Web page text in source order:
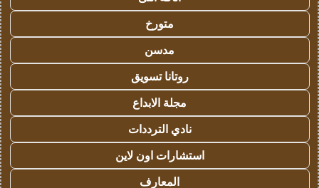
متورخ
مدسن
روتانا تسويق
مجلة الابداع
نادي الترددات
استشارات اون لاين
المعارف